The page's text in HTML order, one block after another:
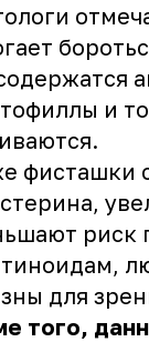
и
фисташки
риск
для
того,